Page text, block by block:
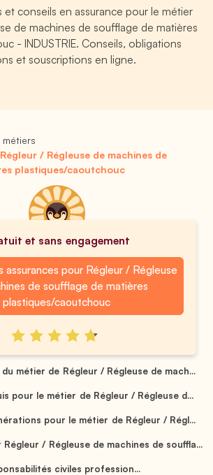
et conseils en assurance pour le métier
de machines de soufflage de matières
- INDUSTRIE. Conseils, obligations
et souscriptions en ligne.
métiers
/ Régleuse de machines de
plastiques/caoutchouc
et sans engagement
assurances pour Régleur / Régleuse
de soufflage de matières
plastiques/caoutchouc
métier de Régleur / Régleuse de mach...
pour le métier de Régleur / Régleuse d...
pour le métier de Régleur / Régl...
/ Régleuse de machines de souffla...
civiles profession...